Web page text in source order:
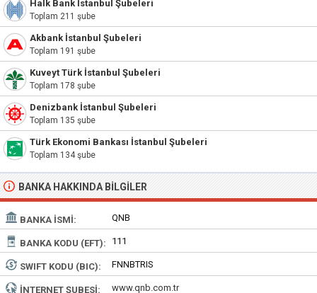
Halk Bank İstanbul Şubeleri
Toplam 211 şube
Akbank İstanbul Şubeleri
Toplam 191 şube
Kuveyt Türk İstanbul Şubeleri
Toplam 178 şube
Denizbank İstanbul Şubeleri
Toplam 135 şube
Türk Ekonomi Bankası İstanbul Şubeleri
Toplam 134 şube
BANKA HAKKINDA BILGILER
BANKA İSMI: QNB
BANKA KODU (EFT): 111
SWIFT KODU (BIC): FNNBTRIS
İNTERNET ŞUBESI: www.qnb.com.tr